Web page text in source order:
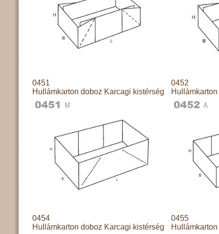
0451
Hullámkarton doboz Karcagi kistérség
0452
0454
Hullámkarton doboz Karcagi kistérség
0455